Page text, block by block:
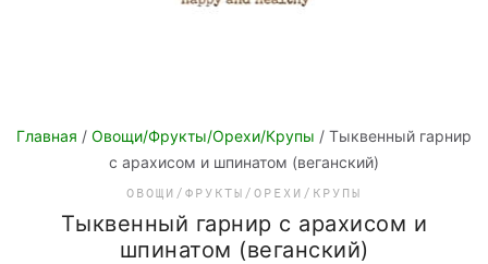
Главная / Овощи/Фрукты/Орехи/Крупы / Тыквенный гарнир
с арахисом и шпинатом (веганский)
ОВОЩИ/ФРУКТЫ/ОРЕХИ/КРУПЫ
Тыквенный гарнир с арахисом и
шпинатом (веганский)